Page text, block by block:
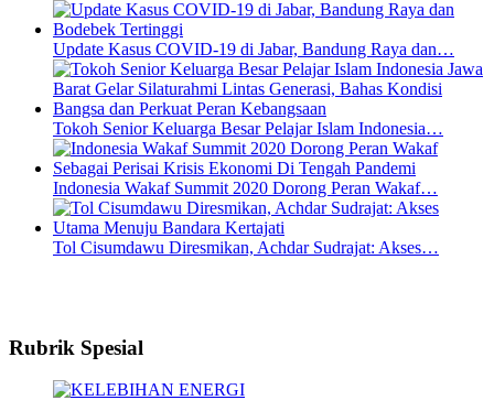
Update Kasus COVID-19 di Jabar, Bandung Raya dan…
Tokoh Senior Keluarga Besar Pelajar Islam Indonesia…
Indonesia Wakaf Summit 2020 Dorong Peran Wakaf…
Tol Cisumdawu Diresmikan, Achdar Sudrajat: Akses…
Rubrik Spesial